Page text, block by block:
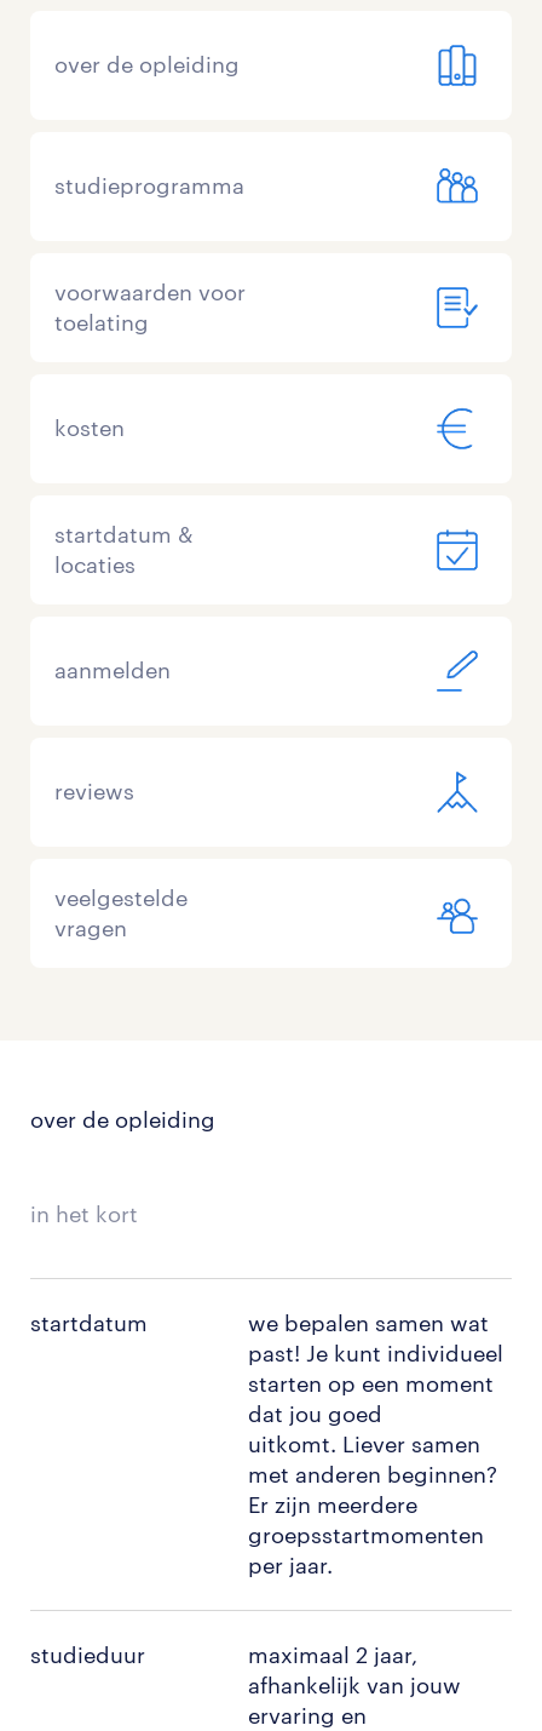
over de opleiding
studieprogramma
voorwaarden voor
toelating
kosten
startdatum &
locaties
aanmelden
reviews
veelgestelde
vragen
over de opleiding
in het kort
startdatum
we bepalen samen wat
past! Je kunt individueel
starten op een moment
dat jou goed
uitkomt. Liever samen
met anderen beginnen?
Er zijn meerdere
groepsstartmomenten
per jaar.
studieduur
maximaal 2 jaar,
afhankelijk van jouw
ervaring en